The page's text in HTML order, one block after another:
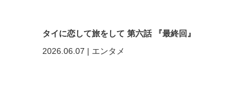
タイに恋して旅をして 第六話 『最終回』
2026.06.07 | エンタメ